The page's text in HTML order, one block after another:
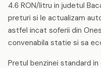
4.6 RON/litru in judetul
preturi si le actualizam
astfel incat soferii din
convenabila statie si sa
Pretul benzinei standard